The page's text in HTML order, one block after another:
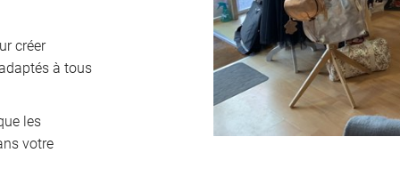
créer
à tous
les
votre